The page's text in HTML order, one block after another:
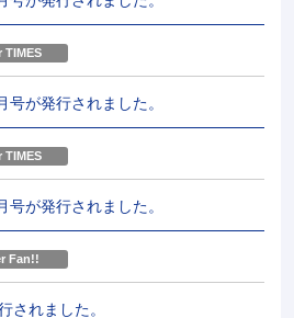
TIMES
が発行されました。
TIMES
が発行されました。
Fan!!
されました。